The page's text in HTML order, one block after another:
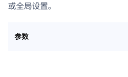
或全局设置。
参数